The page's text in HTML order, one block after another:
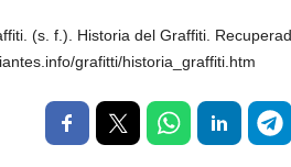
(s. f.). Historia del Graffiti.
grafitti/historia_graffiti.htm